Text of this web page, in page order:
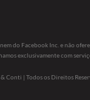
do Facebook Inc. e não
exclusivamente com
Conti | Todos os Direitos